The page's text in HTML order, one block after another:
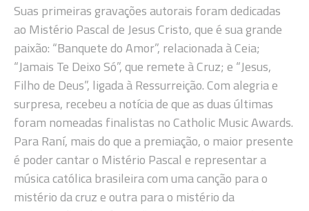
Suas primeiras gravações autorais foram dedicadas
ao Mistério Pascal de Jesus Cristo, que é sua grande
paixão: “Banquete do Amor”, relacionada à Ceia;
“Jamais Te Deixo Só”, que remete à Cruz; e “Jesus,
Filho de Deus”, ligada à Ressurreição. Com alegria e
surpresa, recebeu a notícia de que as duas últimas
foram nomeadas finalistas no Catholic Music Awards.
Para Raní, mais do que a premiação, o maior presente
é poder cantar o Mistério Pascal e representar a
música católica brasileira com uma canção para o
mistério da cruz e outra para o mistério da